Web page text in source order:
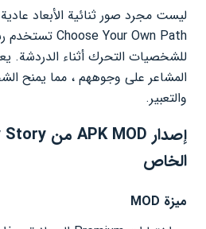
للشخصيات التحرك أثناء الدردشة.
المشاعر على وجوههم ، مما يمنح
والتعبير.
الخاص
ميزة MOD